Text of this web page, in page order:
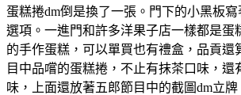
蛋糕捲dm倒是換了一張。門下的小黑板
選項。一進門和許多洋果子店一樣都是蛋
的手作蛋糕，可以單買也有禮盒，品貢還
目中品嚐的蛋糕捲，不止有抹茶口味，還
味，上面還放著五郎節目中的截圖dm立